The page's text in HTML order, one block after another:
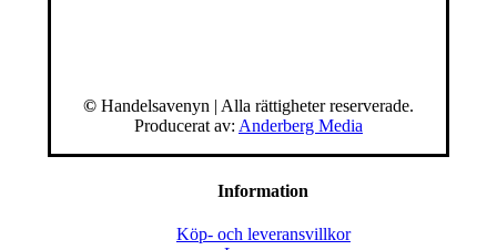
© Handelsavenyn | Alla rättigheter reserverade.
Producerat av: Anderberg Media
Information
Köp- och leveransvillkor